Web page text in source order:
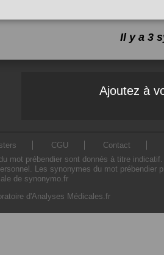
Il y a 3
Ajoutez à
CGU Contact
mot prébendier sont donnés à titre
Les synonymes du mot prébendier
de synonymo.fr
d'Analyses Médicales.fr